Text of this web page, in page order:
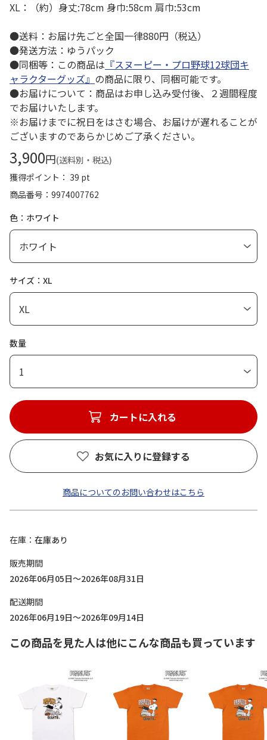
XL：（約）身丈:78cm 身巾:58cm 肩巾:53cm
●送料：お届け先ごと全国一律880円（税込）
●発送方法：ゆうパック
●同梱等：この商品は 『スヌーピー・プロ野球12球団キ
ャラクターグッズ』 の商品に限り、同梱可能です。
●お届けについて：商品はお申し込み受付後、２週間程度
でお届けいたします。
※お届けまでに祝日をはさむ場合、お届けが遅れることが
ございますのであらかじめご了承ください。
3,900円(送料別・税込)
獲得ポイント： 39 pt
商品番号
9974007762
色：ホワイト
サイズ：XL
数量
1
カートに入れる
お気に入りに登録する
商品についてのお問い合わせはこちら
在庫
在庫あり
販売期間
2026年06月05日～2026年08月31日
配送期間
2026年06月19日～2026年09月14日
この商品を見た人は他にこんな商品も買っています